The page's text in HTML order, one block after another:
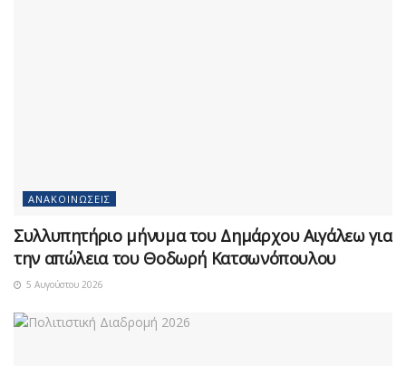
ΑΝΑΚΟΙΝΏΣΕΙΣ
Συλλυπητήριο μήνυμα του Δημάρχου Αιγάλεω για
την απώλεια του Θοδωρή Κατσωνόπουλου
5 Αυγούστου 2026